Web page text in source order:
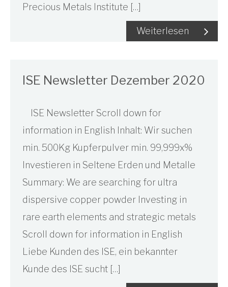
Precious Metals Institute […]
Weiterlesen
ISE Newsletter Dezember 2020
ISE Newsletter Scroll down for
information in English Inhalt: Wir suchen
min. 500Kg Kupferpulver min. 99,999x%
Investieren in Seltene Erden und Metalle
Summary: We are searching for ultra
dispersive copper powder Investing in
rare earth elements and strategic metals
Scroll down for information in English
Liebe Kunden des ISE, ein bekannter
Kunde des ISE sucht […]